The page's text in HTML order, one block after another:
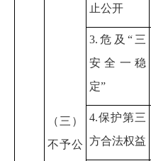
（三）
不予公
止公开
3.危及“三
安全一稳
定”
4.保护第三
方合法权益